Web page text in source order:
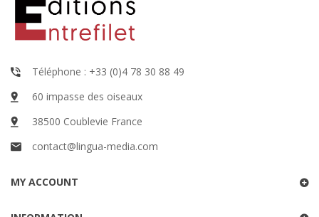
Téléphone : +33 (0)4 78 30 88 49
60 impasse des oiseaux
38500 Coublevie France
contact@lingua-media.com
MY ACCOUNT